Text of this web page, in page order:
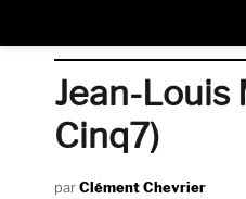
Jean-Louis
Cinq7)
AuteurClément Chevrier